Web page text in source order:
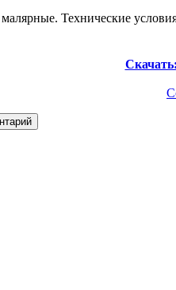
Технические